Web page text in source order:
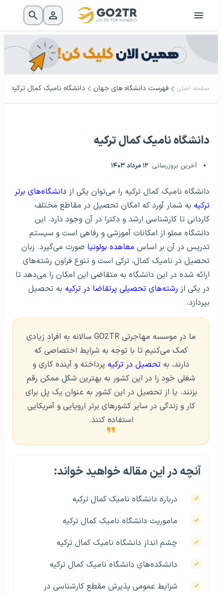
صفحه اصلی فهرست دانشگاه‌ های جهان دانشگاه نامیک کمال ترکیه
دانشگاه نامیک کمال ترکیه
آخرین بروزرسانی: ۱۲ مرداد ۱۴۰۳
دانشگاه نامیک کمال ترکیه را می‌توان یکی از دانشگاه‌های برتر
ترکیه به شمار آورد که امکان تحصیل در مقاطع مختلف
کاردانی تا کارشناسی ارشد و دکترا در آن وجود دارد. این
دانشگاه مملو از امکانات آموزشی و رفاهی است و سیستم
تدریس در آن بر اساس معاهده بولونیا صورت می‌گیرد. زبان
تحصیل در نامیک کمال، ترکی است و تنوع فراون رشته‌های
ارائه شده در این دانشگاه به متقاضی این امکان را می‌دهد تا
در یکی از رشته‌های تحصیلی پرتقاضا در ترکیه به تحصیل
بپردازد.
ما در موسسه مهاجرتی GO2TR سالانه به افراد زیادی
کمک می‌کنیم تا با توجه به شرایط اختصاصی که
دارند، به تحصیل در ترکیه پرداخته و آینده کاری و
شغلی خود را در این کشور به بهترین شکل ممکن رقم
بزنند. یا از تحصیل در این کشور به عنوان یک پل برای
کار و زندگی در سایر کشورهای برتر اروپایی و آمریکایی
استفاده کنند.
آنچه در این مقاله خواهید خواند:
درباره دانشگاه نامیک کمال ترکیه
ماموریت دانشگاه نامیک کمال‌ ترکیه
چشم انداز دانشگاه نامیک کمال ترکیه
دانشکده‌های دانشگاه نامیک کمال ترکیه
شرایط عمومی پذیرش مقطع کارشناسی در